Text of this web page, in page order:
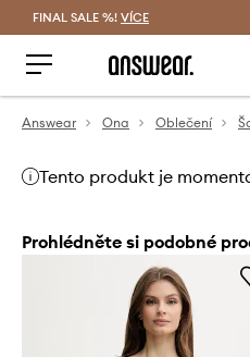
FINAL SALE %! VÍCE
Answear Ona Oblečení
Tento produkt je
Prohlédněte si podobné